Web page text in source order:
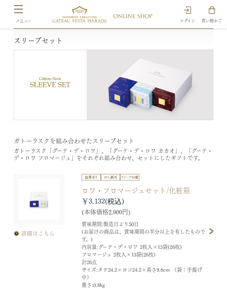
ログイン 買い物かご
スリーブセット
ガトーラスクを組み合わせたスリーブセット
ガトーラスク「グーテ・デ・ロワ」、「グーテ・デ・ロワ カカオ」、「グーテ・
デ・ロワ フロマージュ」をそれぞれ組み合わせ、セットにしたギフトです。
詳細はこちら
ロワ・フロマージュセット/化粧箱
賞味期間:製造日より50日
(お届けの商品は、賞味期間の半分以上を有したもので
す。)
内容量:グーテ・デ・ロワ 2枚入×13袋(26枚)
フロマージュ 2枚入×13袋(26枚)
計26点
サイズ:タテ24.2×ヨコ24.2×高さ9.6cm （袋：手提げ
中）
重さ:0.8kg
￥3,132
(本体価格2,900円)